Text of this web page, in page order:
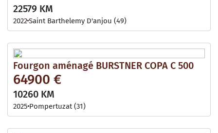
22579 KM
2022Saint Barthelemy D'anjou (49)
Fourgon aménagé BURSTNER COPA C 500
64900 €
10260 KM
2025 Pompertuzat (31)